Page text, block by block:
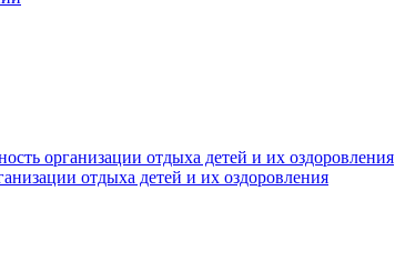
организации отдыха детей и их оздоровления
отдыха детей и их оздоровления